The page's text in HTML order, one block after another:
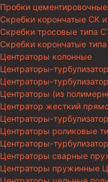
Пробки
Скребки корончатые СК
Скребки тросовые типа
Скребки корончатые
Центраторы колонные
Центраторы-
Центраторы-
Центраторы (из
Центратор жесткий
Центраторы-
Центраторы роликовые
Центраторы-
Центраторы сварные
Центраторы пружинные